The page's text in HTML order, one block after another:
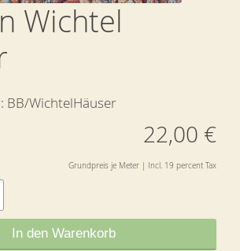
Wichtel
BB/WichtelHäuser
22,00 €
Grundpreis je Meter | Incl. 19 percent Tax
In den Warenkorb